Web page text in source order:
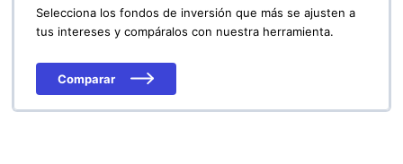
Selecciona los fondos de inversión que más se ajusten a
tus intereses y compáralos con nuestra herramienta.
Comparar